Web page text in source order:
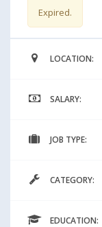
Expired.
LOCATION:
SALARY:
JOB TYPE:
CATEGORY:
EDUCATION: